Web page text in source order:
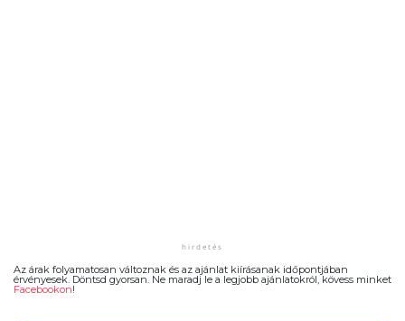
Az árak folyamatosan változnak és az ajánlat kiírásanak időpontjában
érvényesek. Döntsd gyorsan. Ne maradj le a legjobb ajánlatokról, kövess minket
Facebookon!